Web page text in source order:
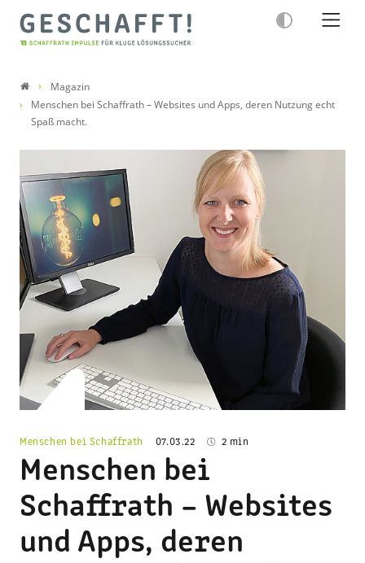
Magazin
Menschen bei Schaffrath – Websites und Apps, deren Nutzung echt
Spaß macht.
Menschen bei Schaffrath 07.03.22 2 min
Menschen bei
Schaffrath – Websites
und Apps, deren